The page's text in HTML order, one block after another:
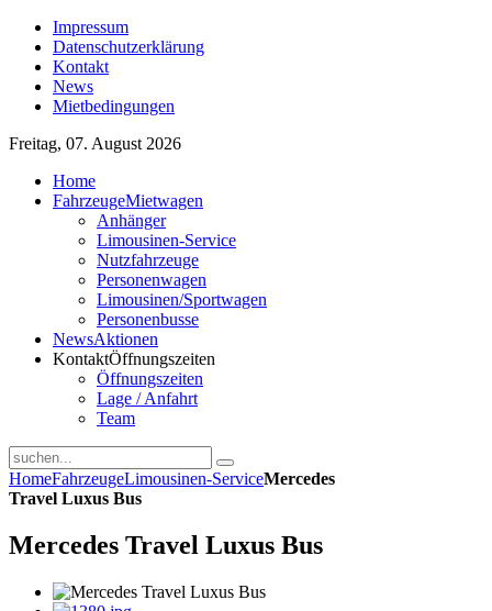
Impressum
Datenschutzerklärung
Kontakt
News
Mietbedingungen
Freitag, 07. August 2026
Home
FahrzeugeMietwagen
Anhänger
Limousinen-Service
Nutzfahrzeuge
Personenwagen
Limousinen/Sportwagen
Personenbusse
NewsAktionen
KontaktÖffnungszeiten
Öffnungszeiten
Lage / Anfahrt
Team
HomeFahrzeugeLimousinen-ServiceMercedes
Travel Luxus Bus
Mercedes Travel Luxus Bus